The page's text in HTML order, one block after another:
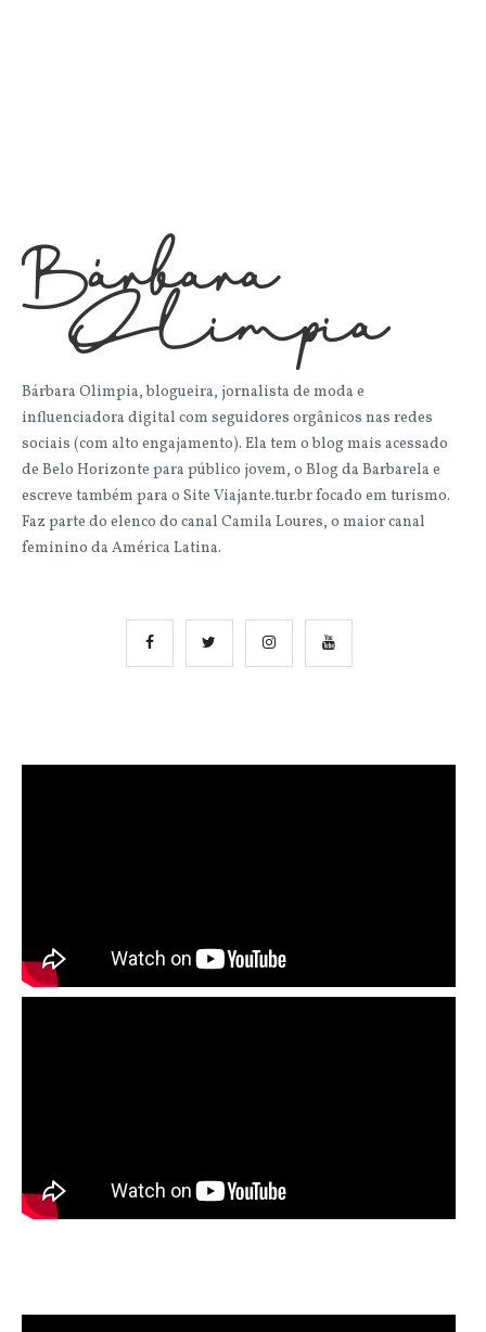
Bárbara Olimpia, blogueira, jornalista de moda e
influenciadora digital com seguidores orgânicos nas redes
sociais (com alto engajamento). Ela tem o blog mais acessado
de Belo Horizonte para público jovem, o Blog da Barbarela e
escreve também para o Site Viajante.tur.br focado em turismo.
Faz parte do elenco do canal Camila Loures, o maior canal
feminino da América Latina.